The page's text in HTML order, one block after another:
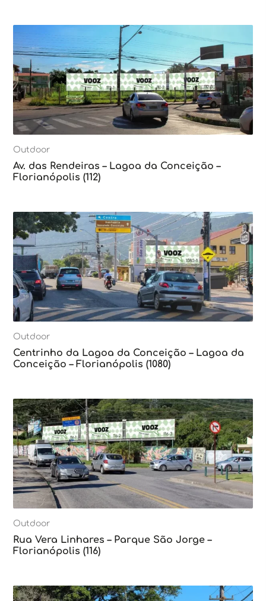
Outdoor
Av. das Rendeiras – Lagoa da Conceição –
Florianópolis (112)
Outdoor
Centrinho da Lagoa da Conceição – Lagoa da
Conceição – Florianópolis (1080)
Outdoor
Rua Vera Linhares – Parque São Jorge –
Florianópolis (116)